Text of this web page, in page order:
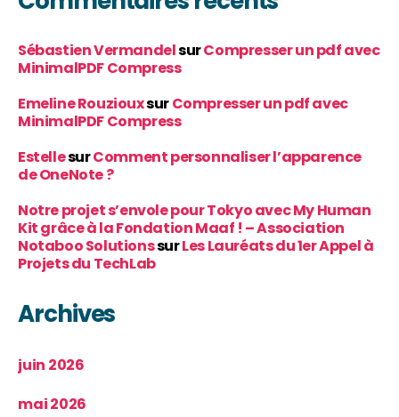
Sébastien VermandelsurCompresser un pdf avec
MinimalPDF Compress
Emeline RouziouxsurCompresser un pdf avec
MinimalPDF Compress
EstellesurComment personnaliser l’apparence
de OneNote ?
Notre projet s’envole pour Tokyo avec My Human
Kit grâce à la Fondation Maaf ! – Association
Notaboo SolutionssurLes Lauréats du 1er Appel à
Projets du TechLab
Archives
juin 2026
mai 2026